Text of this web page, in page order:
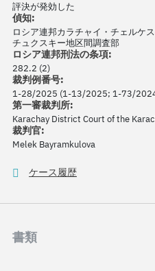
評決が発効した
偵知:
ロシア連邦カラチャイ・チェルケ
チュクスキー地区間調査部
ロシア連邦刑法の条項:
282.2 (2)
裁判例番号:
1-28/2025 (1-13/2025; 1-73/
第一審裁判所:
Karachay District Court of the
裁判官:
Melek Bayramkulova
ケース履歴
書類